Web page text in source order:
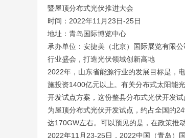
暨屋顶分布式光伏推进大会
时间：2022年11月23日-25日
地址：青岛国际博览中心
承办单位：安捷美（北京）国际展览有限公
行业盛会，打造光伏领域创新高地
2022年，山东省能源行业的发展目标是，
施投资1400亿元以上。有关分布式太阳能
开发试点方案，这份整县分布式光伏开发
为屋顶分布式光伏开发试点，约占全国的
达170GW左右。可以预见的是，在政策推
2022年11月23-25日，2022中国（青岛）